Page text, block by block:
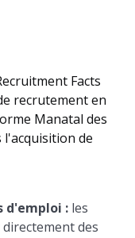
Facts
recrutement en
Manatal des
de
d'emploi :les
des